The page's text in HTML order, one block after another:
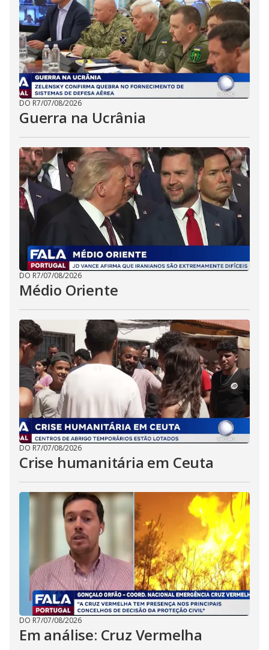
DO R7/07/08/2026
Guerra na Ucrânia
DO R7/07/08/2026
Médio Oriente
DO R7/07/08/2026
Crise humanitária em Ceuta
DO R7/07/08/2026
Em análise: Cruz Vermelha